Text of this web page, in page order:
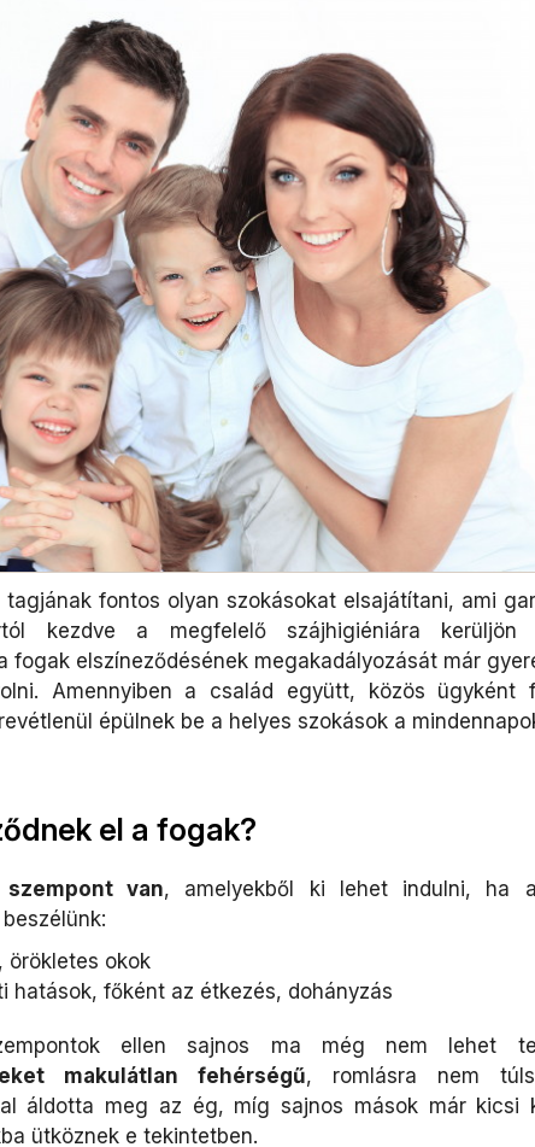
fontos olyan szokásokat elsajátítani, ami
kezdve a megfelelő szájhigiéniára
fogak elszíneződésének megakadályozását már
Amennyiben a család együtt, közös ügyként
épülnek be a helyes szokások a
el a fogak?
van, amelyekből ki lehet indulni, ha
örökletes okok
hatások, főként az étkezés, dohányzás
ellen sajnos ma még nem lehet
makulátlan fehérségű, romlásra nem
áldotta meg az ég, míg sajnos mások már kicsi
ütköznek e tekintetben.